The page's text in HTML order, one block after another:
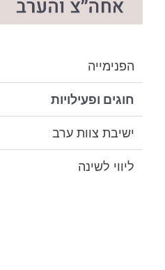
הפנימייה
חוגים ופעילויות
ישיבת צוות ערב
ליווי לשינה